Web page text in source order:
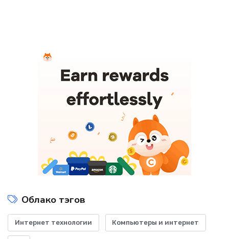
Облако тэгов
Интернет технологии Компьютеры и интернет